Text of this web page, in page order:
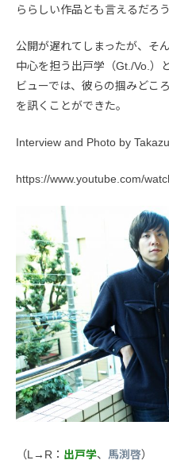
ららしい作品とも言えるだろう
公開が遅れてしまったが、そ
中心を担う出戸学（Gt./Vo.）
ビューでは、彼らの掴みどこ
を訊くことができた。
Interview and Photo by
https://www.youtube.com/
（L→R： 出戸学、 馬渕啓）